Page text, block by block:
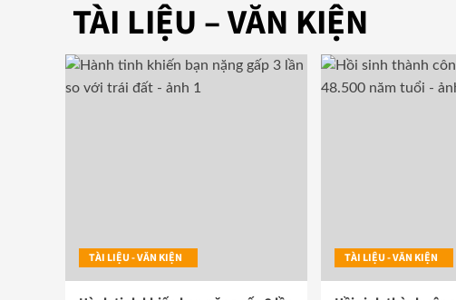
TÀI LIỆU – VĂN KIỆN
TÀI LIỆU - VĂN KIỆN TÀI LIỆU - VĂN KIỆN